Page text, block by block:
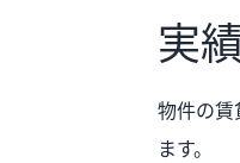
実
物件の
ます。